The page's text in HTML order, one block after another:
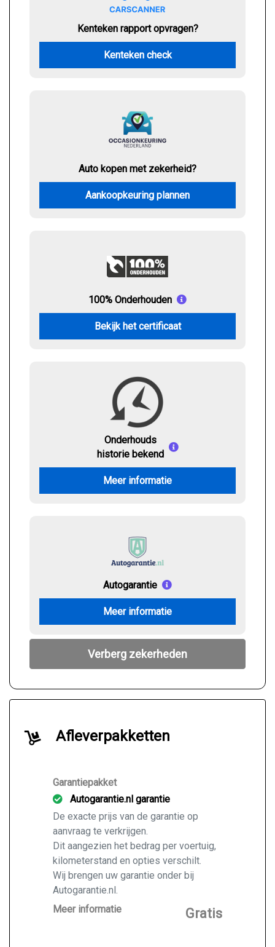
Kenteken rapport opvragen?
Kenteken check
Auto kopen met zekerheid?
Aankoopkeuring plannen
100% Onderhouden
Bekijk het certificaat
Onderhouds
historie bekend
Meer informatie
Autogarantie
Meer informatie
Verberg zekerheden
Afleverpakketten
Garantiepakket
Autogarantie.nl garantie
De exacte prijs van de garantie op
aanvraag te verkrijgen.
Dit aangezien het bedrag per voertuig,
kilometerstand en opties verschilt.
Wij brengen uw garantie onder bij
Autogarantie.nl.
Vraag ons naar de mogelijkheden voor
Meer informatie Gratis